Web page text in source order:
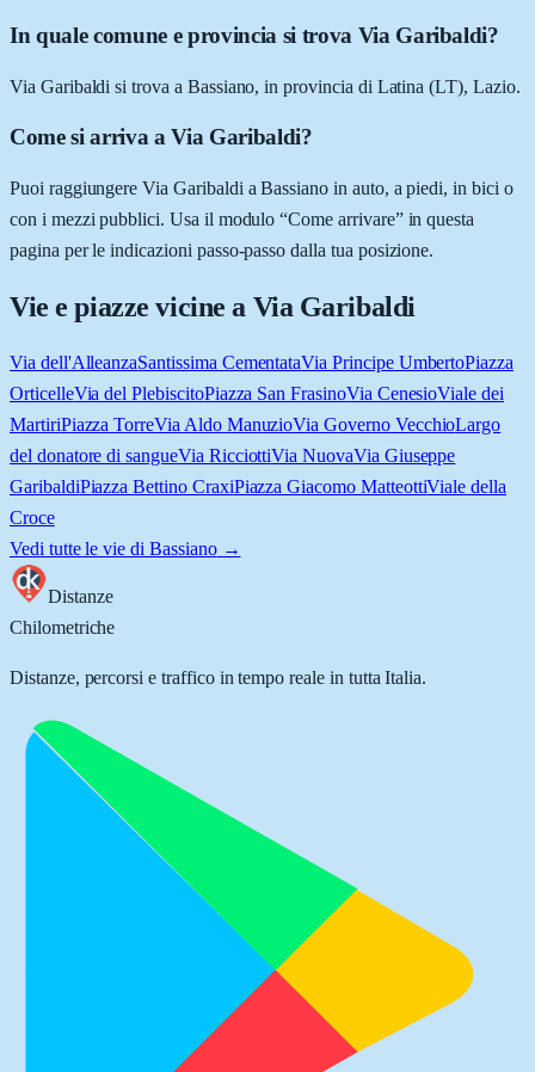
In quale comune e provincia si trova Via Garibaldi?
Via Garibaldi si trova a Bassiano, in provincia di Latina (LT), Lazio.
Come si arriva a Via Garibaldi?
Puoi raggiungere Via Garibaldi a Bassiano in auto, a piedi, in bici o
con i mezzi pubblici. Usa il modulo “Come arrivare” in questa
pagina per le indicazioni passo-passo dalla tua posizione.
Vie e piazze vicine a Via Garibaldi
Via dell'AlleanzaSantissima CementataVia Principe UmbertoPiazza
OrticelleVia del PlebiscitoPiazza San FrasinoVia CenesioViale dei
MartiriPiazza TorreVia Aldo ManuzioVia Governo VecchioLargo
del donatore di sangueVia RicciottiVia NuovaVia Giuseppe
GaribaldiPiazza Bettino CraxiPiazza Giacomo MatteottiViale della
Croce
Vedi tutte le vie di Bassiano→
Distanze
Chilometriche
Distanze, percorsi e traffico in tempo reale in tutta Italia.